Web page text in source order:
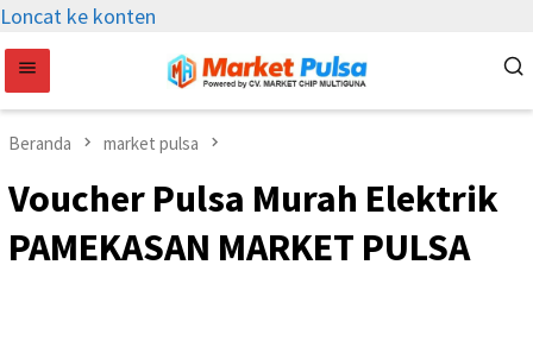
Loncat ke konten
Beranda market pulsa
Voucher Pulsa Murah Elektrik
PAMEKASAN MARKET PULSA